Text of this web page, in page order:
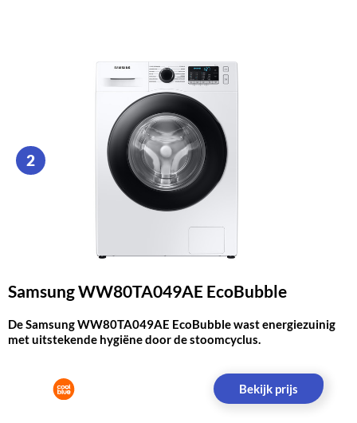
2
Samsung WW80TA049AE EcoBubble
De Samsung WW80TA049AE EcoBubble wast energiezuinig
met uitstekende hygiëne door de stoomcyclus.
Bekijk prijs